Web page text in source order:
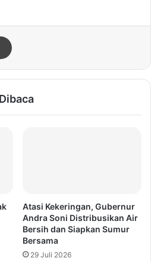
Atasi Kekeringan, Gubernur
Andra Soni Distribusikan Air
Bersih dan Siapkan Sumur
Bersama
29 Juli 2026